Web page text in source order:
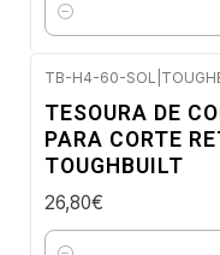
Quantidade
TB-H4-60-SOL
TESOURA DE
PARA CORTE
TOUGHBUILT
26,80€